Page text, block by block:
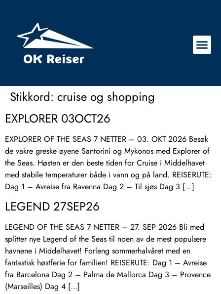
Stikkord: cruise og shopping
EXPLORER 03OCT26
EXPLORER OF THE SEAS 7 NETTER – 03. OKT 2026 Besøk
de vakre greske øyene Santorini og Mykonos med Explorer of
the Seas. Høsten er den beste tiden for Cruise i Middelhavet
med stabile temperaturer både i vann og på land. REISERUTE:
Dag 1 – Avreise fra Ravenna Dag 2 – Til sjøs Dag 3 […]
LEGEND 27SEP26
LEGEND OF THE SEAS 7 NETTER – 27. SEP 2026 Bli med
splitter nye Legend of the Seas til noen av de mest populære
havnene i Middelhavet! Forleng sommerhalvåret med en
fantastisk høstferie for familien! REISERUTE: Dag 1 – Avreise
fra Barcelona Dag 2 – Palma de Mallorca Dag 3 – Provence
(Marseilles) Dag 4 […]